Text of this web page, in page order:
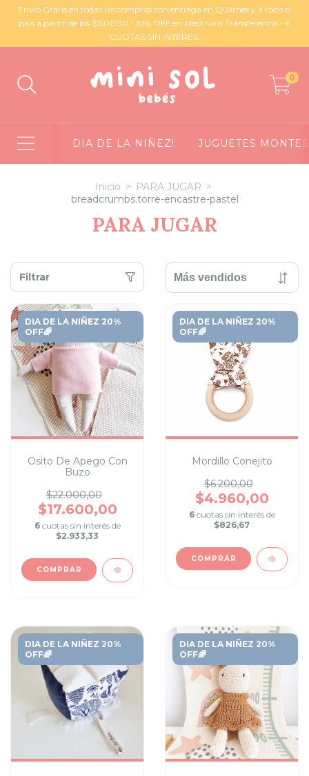
Envío Gratis en todas las compras con entrega en Quilmes y a todo el
país a partir de los $150000 - 10% OFF en Efectivo o Transferencia - 6
CUOTAS SIN INTERES.
0
DIA DE LA NIÑEZ! JUGUETES
Inicio > PARA JUGAR >
breadcrumbs.torre-encastre-pastel
PARA JUGAR
Filtrar
DIA DE LA NIÑEZ 20%
OFF🌈
Osito De Apego Con
Buzo
$22.000,00
$17.600,00
6 cuotas sin interés de
$2.933,33
COMPRAR
DIA DE LA NIÑEZ 20%
OFF🌈
Mordillo Conejito
$6.200,00
$4.960,00
6 cuotas sin interés de
$826,67
COMPRAR
DIA DE LA NIÑEZ 20%
OFF🌈
DIA DE LA NIÑEZ 20%
OFF🌈